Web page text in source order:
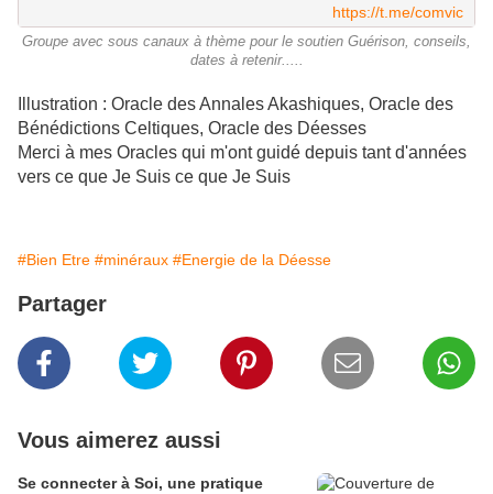
https://t.me/comvic
Groupe avec sous canaux à thème pour le soutien Guérison, conseils,
dates à retenir.....
Illustration : Oracle des Annales Akashiques, Oracle des
Bénédictions Celtiques, Oracle des Déesses
Merci à mes Oracles qui m'ont guidé depuis tant d'années
vers ce que Je Suis ce que Je Suis
#Bien Etre #minéraux #Energie de la Déesse
Partager
Vous aimerez aussi
Se connecter à Soi, une pratique